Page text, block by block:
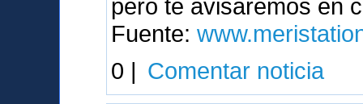
pero te avisaremos en
Fuente:
0 | Comentar noticia